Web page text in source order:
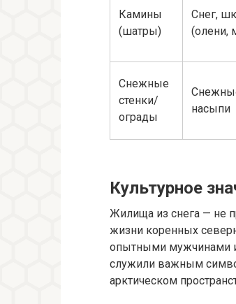
Камины
(шатры)
Снег,
(олени,
Снежные
стенки/
ограды
насыпи
Культурное
Жилища из снега — не
жизни коренных
опытными мужчинами
служили важным
арктическом